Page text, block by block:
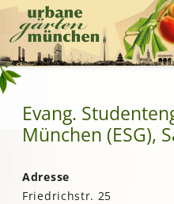
Evang.
München (ESG),
Adresse
Friedrichstr. 25